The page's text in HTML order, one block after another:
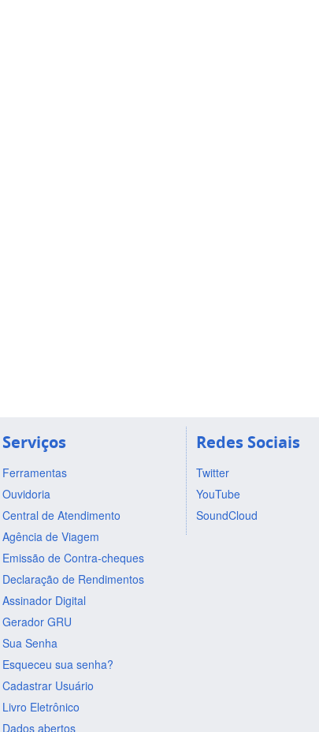
Serviços
Ferramentas
Ouvidoria
Central de Atendimento
Agência de Viagem
Emissão de Contra-cheques
Declaração de Rendimentos
Assinador Digital
Gerador GRU
Sua Senha
Esqueceu sua senha?
Cadastrar Usuário
Livro Eletrônico
Dados abertos
Redes Sociais
Twitter
YouTube
SoundCloud